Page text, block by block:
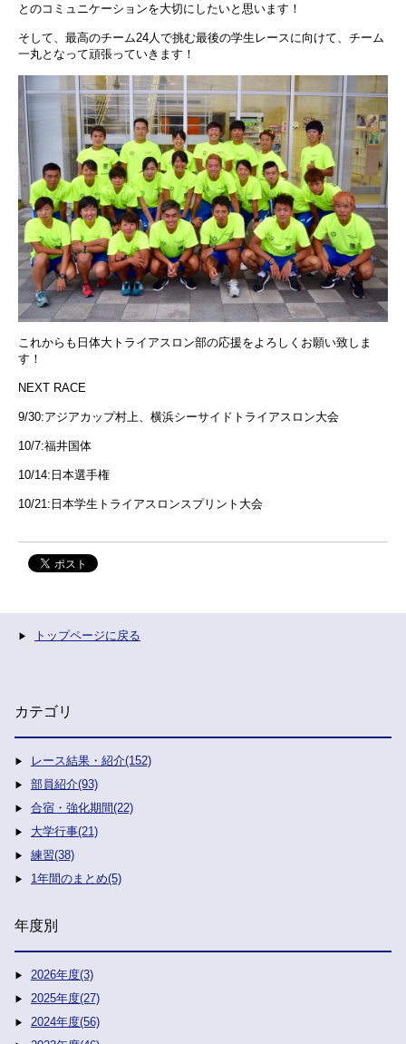
とのコミュニケーションを大切にしたいと思います！
そして、最高のチーム24人で挑む最後の学生レースに向けて、チーム
一丸となって頑張っていきます！
これからも日体大トライアスロン部の応援をよろしくお願い致しま
す！
NEXT RACE
9/30:アジアカップ村上、横浜シーサイドトライアスロン大会
10/7:福井国体
10/14:日本選手権
10/21:日本学生トライアスロンスプリント大会
トップページに戻る
カテゴリ
レース結果・紹介(152)
部員紹介(93)
合宿・強化期間(22)
大学行事(21)
練習(38)
1年間のまとめ(5)
年度別
2026年度(3)
2025年度(27)
2024年度(56)